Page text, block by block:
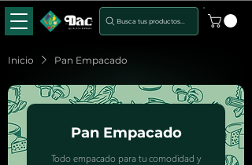
Busca tus productos...
Inicio Pan Empacado
Pan Empacado
Todo empacado para tu comodidad y